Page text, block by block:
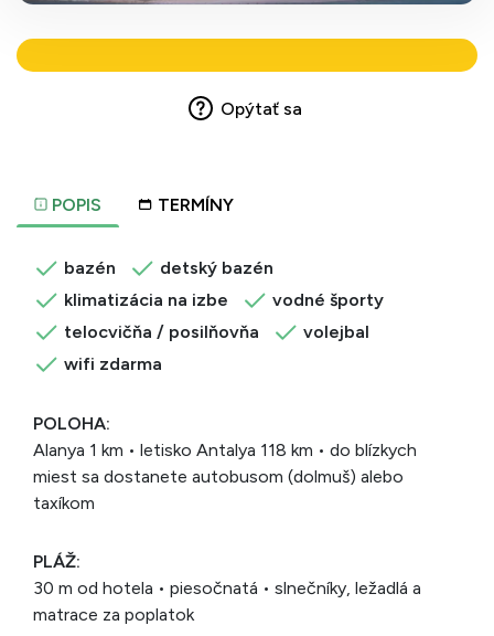
POPIS TERMÍNY
bazén
detský bazén
klimatizácia na izbe
vodné športy
telocvičňa / posilňovňa
volejbal
wifi zdarma
POLOHA:
Alanya 1 km • letisko Antalya 118 km • do blízkych
miest sa dostanete autobusom (dolmuš) alebo
taxíkom
PLÁŽ:
30 m od hotela • piesočnatá • slnečníky, ležadlá a
matrace za poplatok
Opýtať sa